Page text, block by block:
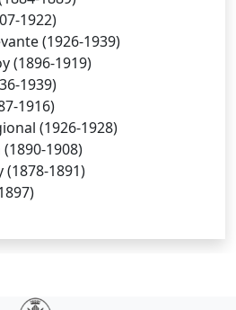
1922)
(1926-1939)
(1896-1919)
1939)
1916)
(1926-1928)
1908)
(1878-1891)